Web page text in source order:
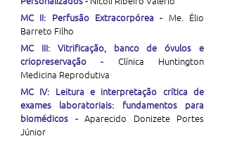
MC II: Perfusão Extracorpórea - Me. Élio
Barreto Filho
MC III: Vitrificação, banco de óvulos e
criopreservação - Clínica Huntington
Medicina Reprodutiva
MC IV: Leitura e interpretação crítica de
exames laboratoriais: fundamentos para
biomédicos - Aparecido Donizete Portes
Júnior